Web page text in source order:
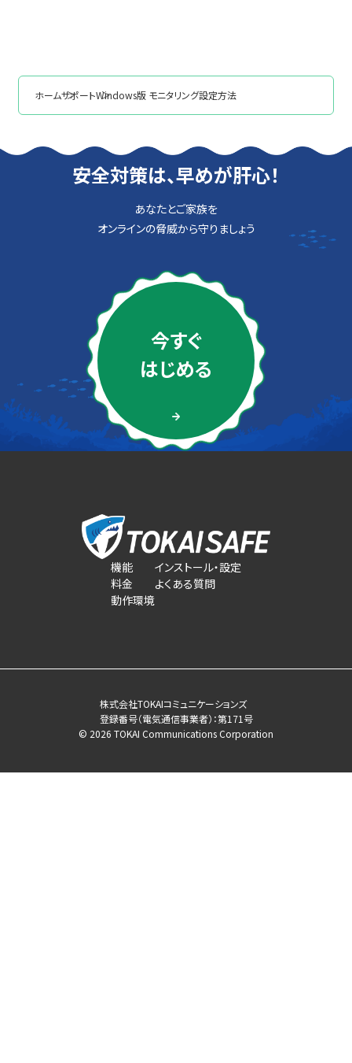
ホームサポートWindows版 モニタリング設定方法
安全対策は、早めが肝心！
あなたとご家族を
オンラインの脅威から守りましょう
今すぐ
はじめる
機能
料金
動作環境
インストール・設定
よくある質問
株式会社TOKAIコミュニケーションズ
登録番号（電気通信事業者）：第171号
© 2026 TOKAI Communications Corporation